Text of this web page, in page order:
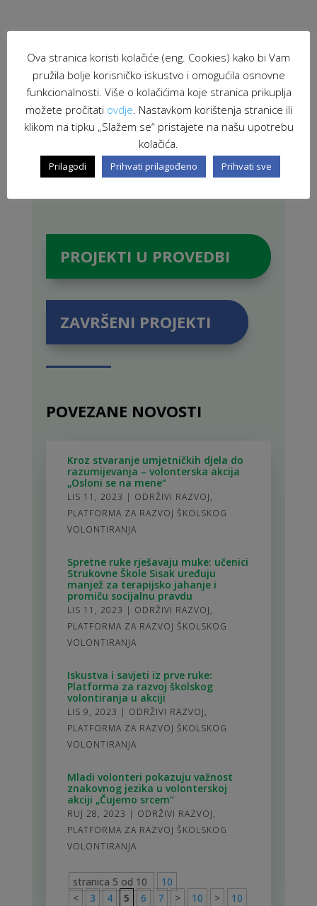
PRETRAŽI STRANICU
PROJEKTI U PROVEDBI
ZAVRŠENI PROJEKTI
POVEZANE NOVOSTI
Kroz stvaranje umjetničkih djela do
razumijevanja – volonterska akcija
„Osloni se na mene“
LIS 11, 2023 | ODRŽIVI RAZVOJ,
PLATFORMA ZA RAZVOJ ŠKOLSKOG
VOLONTIRANJA
Spretne ruke rješavaju muke: učenici
Strukovne Škole Sisak uređuju
manjež za terapijsko jahanje i
promiču socijalnu pravdu
LIS 11, 2023 | ODRŽIVI RAZVOJ,
PLATFORMA ZA RAZVOJ ŠKOLSKOG
VOLONTIRANJA
Iskustva i savjeti iz prve ruke:
Platforma za razvoj školskog
volontiranja u akciji
LIS 9, 2023 | ODRŽIVI RAZVOJ,
PLATFORMA ZA RAZVOJ ŠKOLSKOG
VOLONTIRANJA
Mladi volonteri pokazuju važnost
znakovnog jezika u volonterskoj
akciji „Čujemo srcem“
RUJ 28, 2023 | ODRŽIVI RAZVOJ,
PLATFORMA ZA RAZVOJ ŠKOLSKOG
VOLONTIRANJA
stranica 5 od 10
10
<
3 4 5 6 7 > 10 > 10
Ova stranica koristi kolačiće (eng. Cookies) kako bi Vam
pružila bolje korisničko iskustvo i omogućila osnovne
funkcionalnosti. Više o kolačićima koje stranica prikuplja
možete pročitati ovdje . Nastavkom korištenja stranice ili
klikom na tipku „Slažem se“ pristajete na našu upotrebu
kolačića.
Prilagodi Prihvati prilagođeno Prihvati sve